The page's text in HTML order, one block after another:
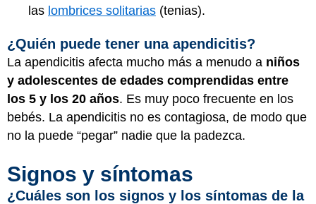
las lombrices solitarias (tenias).
¿Quién puede tener una apendicitis?
La apendicitis afecta mucho más a menudo a niños
y adolescentes de edades comprendidas entre
los 5 y los 20 años. Es muy poco frecuente en los
bebés. La apendicitis no es contagiosa, de modo que
no la puede “pegar” nadie que la padezca.
Signos y síntomas
¿Cuáles son los signos y los síntomas de la